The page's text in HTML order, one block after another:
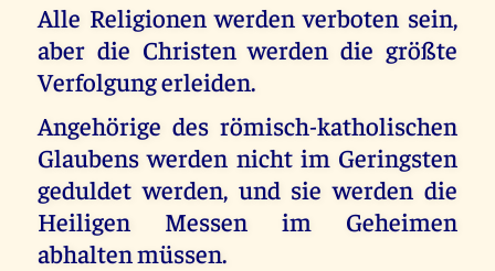
Alle Religionen werden verboten sein,
aber die Christen werden die größte
Verfolgung erleiden.
Angehörige des römisch-katholischen
Glaubens werden nicht im Geringsten
geduldet werden, und sie werden die
Heiligen Messen im Geheimen
abhalten müssen.